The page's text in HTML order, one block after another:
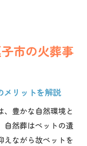
市の火葬事
メリットを解説
豊かな自然環境と
自然葬はペットの遺
えながら故ペットを